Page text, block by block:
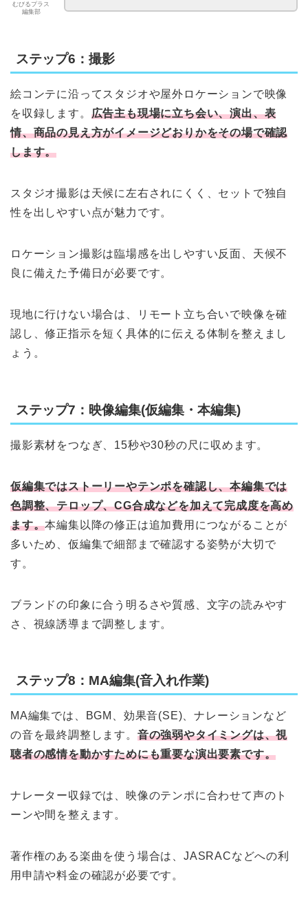
むびるプラス
編集部
ステップ6：撮影
絵コンテに沿ってスタジオや屋外ロケーションで映像
を収録します。 広告主も現場に立ち会い、演出、表
情、商品の見え方がイメージどおりかをその場で確認
します。
スタジオ撮影は天候に左右されにくく、セットで独自
性を出しやすい点が魅力です。
ロケーション撮影は臨場感を出しやすい反面、天候不
良に備えた予備日が必要です。
現地に行けない場合は、リモート立ち合いで映像を確
認し、修正指示を短く具体的に伝える体制を整えまし
ょう。
ステップ7：映像編集(仮編集・本編集)
撮影素材をつなぎ、15秒や30秒の尺に収めます。
仮編集ではストーリーやテンポを確認し、本編集では
色調整、テロップ、CG合成などを加えて完成度を高め
ます。本編集以降の修正は追加費用につながることが
多いため、仮編集で細部まで確認する姿勢が大切で
す。
ブランドの印象に合う明るさや質感、文字の読みやす
さ、視線誘導まで調整します。
ステップ8：MA編集(音入れ作業)
MA編集では、BGM、効果音(SE)、ナレーションなど
の音を最終調整します。 音の強弱やタイミングは、視
聴者の感情を動かすためにも重要な演出要素です。
ナレーター収録では、映像のテンポに合わせて声のト
ーンや間を整えます。
著作権のある楽曲を使う場合は、JASRACなどへの利
用申請や料金の確認が必要です。